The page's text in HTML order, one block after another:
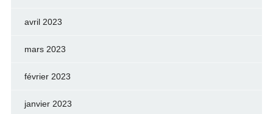
avril 2023
mars 2023
février 2023
janvier 2023